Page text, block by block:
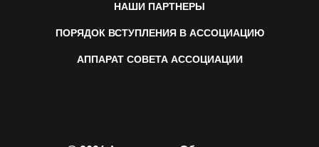
НАШИ ПАРТНЕРЫ
ПОРЯДОК ВСТУПЛЕНИЯ В АССОЦИАЦИЮ
АППАРАТ СОВЕТА АССОЦИАЦИИ